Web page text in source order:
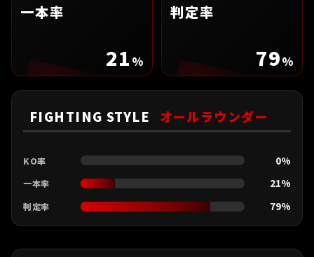
一本率
21 %
判定率
79%
FIGHTING STYLE オールラウンダー
KO率 0%
一本率 21%
判定率 79%